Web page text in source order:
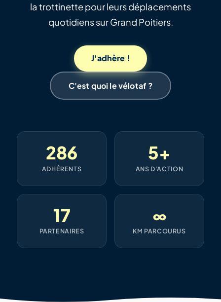
la trottinette pour leurs déplacements
quotidiens sur Grand Poitiers.
J'adhère !
C'est quoi le vélotaf ?
286
ADHÉRENTS
5+
ANS D'ACTION
17
PARTENAIRES
∞
KM PARCOURUS